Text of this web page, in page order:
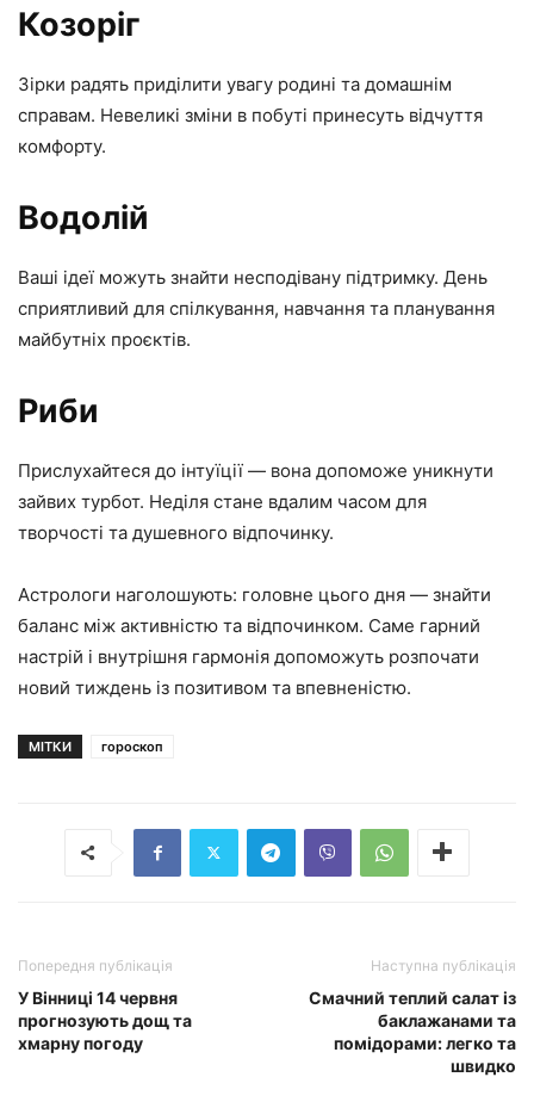
Козоріг
Зірки радять приділити увагу родині та домашнім
справам. Невеликі зміни в побуті принесуть відчуття
комфорту.
Водолій
Ваші ідеї можуть знайти несподівану підтримку. День
сприятливий для спілкування, навчання та планування
майбутніх проєктів.
Риби
Прислухайтеся до інтуїції — вона допоможе уникнути
зайвих турбот. Неділя стане вдалим часом для
творчості та душевного відпочинку.
Астрологи наголошують: головне цього дня — знайти
баланс між активністю та відпочинком. Саме гарний
настрій і внутрішня гармонія допоможуть розпочати
новий тиждень із позитивом та впевненістю.
МІТКИ гороскоп
Попередня публікація
У Вінниці 14 червня
прогнозують дощ та
хмарну погоду
Наступна публікація
Смачний теплий салат із
баклажанами та
помідорами: легко та
швидко